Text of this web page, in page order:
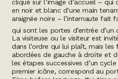
cliqué sur l’image d’accueil –
en noir et blanc d’une main
araignée noire – l’internaute fait
qui sont les portes d’entrée
La visiteuse ou le visiteur est
dans l’ordre qui lui plaît, mais les
abordées de gauche à droite et
les étapes successives d’un
premier icône, correspond au